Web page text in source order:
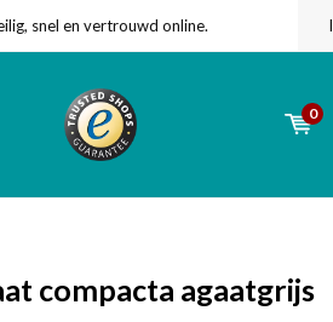
snel en vertrouwd online.
0
compacta agaatgrijs